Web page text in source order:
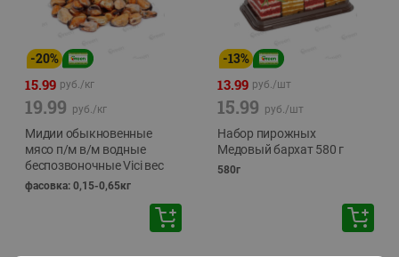
-20%
15.99 руб./кг
19.99 руб./кг
Мидии обыкновенные
мясо п/м в/м водные
беспозвоночные Vici вес
фасовка: 0,15-0,65кг
-13%
13.99 руб./шт
15.99 руб./шт
Набор пирожных
Медовый бархат 580 г
580г